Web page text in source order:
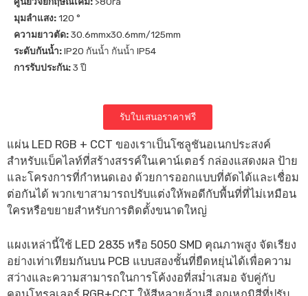
มุมลำแสง:120 °
ความยาวตัด:30.6mmx30.6mm/125mm
ระดับกันน้ำ:IP20 กันน้ำ กันน้ำ IP54
การรับประกัน:3 ปี
รับใบเสนอราคาฟรี
แผ่น LED RGB + CCT ของเราเป็นโซลูชันอเนกประสงค์
สำหรับแบ็คไลท์ที่สร้างสรรค์ในเคาน์เตอร์ กล่องแสดงผล ป้าย
และโครงการที่กำหนดเอง ด้วยการออกแบบที่ตัดได้และเชื่อม
ต่อกันได้ พวกเขาสามารถปรับแต่งให้พอดีกับพื้นที่ที่ไม่เหมือน
ใครหรือขยายสำหรับการติดตั้งขนาดใหญ่
แผงเหล่านี้ใช้ LED 2835 หรือ 5050 SMD คุณภาพสูง จัดเรียง
อย่างเท่าเทียมกันบน PCB แบบสองชั้นที่ยืดหยุ่นได้เพื่อความ
สว่างและความสามารถในการโค้งงอที่สม่ำเสมอ จับคู่กับ